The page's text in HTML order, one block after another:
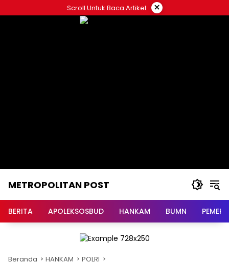
ke
Scroll Untuk Baca Artikel ×
METROPOLITAN POST
BERITA APOLEKSOSBUD HANKAM BUMN
Beranda HANKAM POLRI